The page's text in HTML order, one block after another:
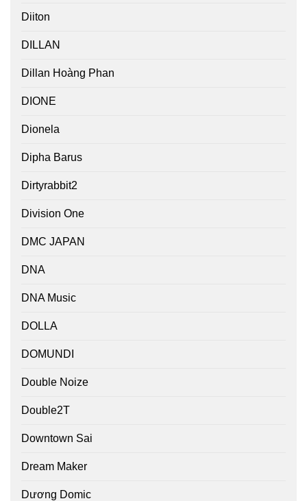
Diiton
DILLAN
Dillan Hoàng Phan
DIONE
Dionela
Dipha Barus
Dirtyrabbit2
Division One
DMC JAPAN
DNA
DNA Music
DOLLA
DOMUNDI
Double Noize
Double2T
Downtown Sai
Dream Maker
Dương Domic